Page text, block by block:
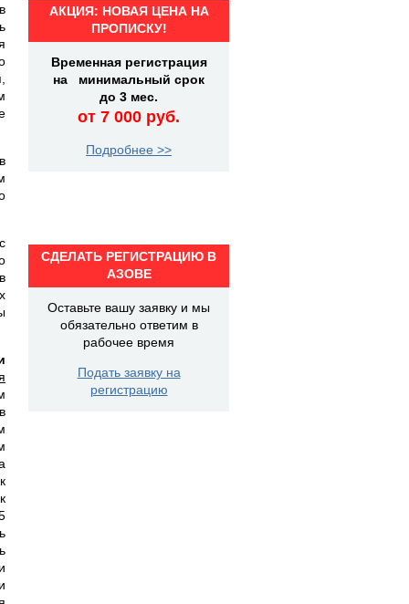
в
АКЦИЯ: НОВАЯ ЦЕНА НА
ПРОПИСКУ!
Временная регистрация
на минимальный срок
до 3 мес.
от 7 000 руб.
Подробнее >>
СДЕЛАТЬ РЕГИСТРАЦИЮ В
АЗОВЕ
Оставьте вашу заявку и мы
обязательно ответим в
рабочее время
Подать заявку на
регистрацию